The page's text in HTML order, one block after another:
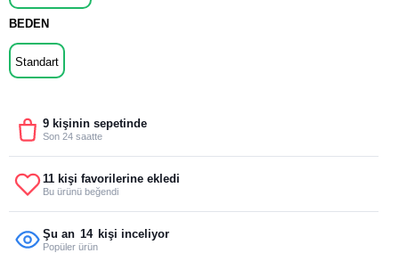
BEDEN
Standart
9 kişinin sepetinde
Son 24 saatte
11 kişi favorilerine ekledi
Bu ürünü beğendi
Şu an 14 kişi inceliyor
Popüler ürün